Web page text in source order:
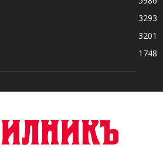
3293
3201
1748